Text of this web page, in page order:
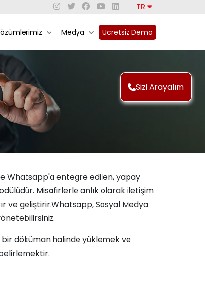
TR
Medya Ücretsiz Demo
Sizi Arayalım
Whatsapp'a entegre edilen, yapay
Misafirlerle anlık olarak iletişim
ve geliştirir.Whatsapp, Sosyal Medya
döküman halinde yüklemek ve